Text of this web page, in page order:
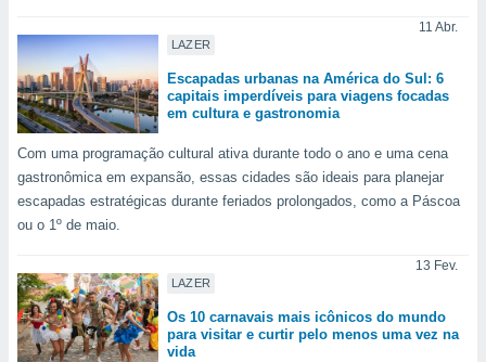
analisar o
ou
ao
através
LAZER
11 Abr.
Escapadas urbanas na América do Sul: 6
capitais imperdíveis para viagens focadas
em cultura e gastronomia
Com uma programação cultural ativa durante todo o ano e uma cena
gastronômica em expansão, essas cidades são ideais para planejar
escapadas estratégicas durante feriados prolongados, como a Páscoa
ou o 1º de maio.
LAZER
13 Fev.
Os 10 carnavais mais icônicos do mundo
para visitar e curtir pelo menos uma vez na
vida